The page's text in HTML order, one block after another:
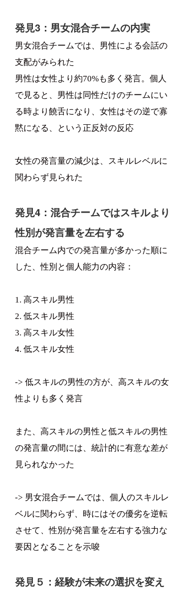
発見3：男女混合チームの内実
男女混合チームでは、男性による会話の
支配がみられた
男性は女性より約70%も多く発言。個人
で見ると、男性は同性だけのチームにい
る時より饒舌になり、女性はその逆で寡
黙になる、という正反対の反応
女性の発言量の減少は、スキルレベルに
関わらず見られた
発見4：混合チームではスキルより
性別が発言量を左右する
混合チーム内での発言量が多かった順に
した、性別と個人能力の内容：
1. 高スキル男性
2. 低スキル男性
3. 高スキル女性
4. 低スキル女性
-> 低スキルの男性の方が、高スキルの女
性よりも多く発言
また、高スキルの男性と低スキルの男性
の発言量の間には、統計的に有意な差が
見られなかった
-> 男女混合チームでは、個人のスキルレ
ベルに関わらず、時にはその優劣を逆転
させて、性別が発言量を左右する強力な
要因となることを示唆
発見５：経験が未来の選択を変え